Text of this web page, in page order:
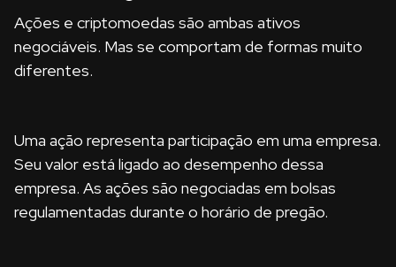
Ações e criptomoedas são ambas ativos
negociáveis. Mas se comportam de formas muito
diferentes.
Uma ação representa participação em uma empresa.
Seu valor está ligado ao desempenho dessa
empresa. As ações são negociadas em bolsas
regulamentadas durante o horário de pregão.